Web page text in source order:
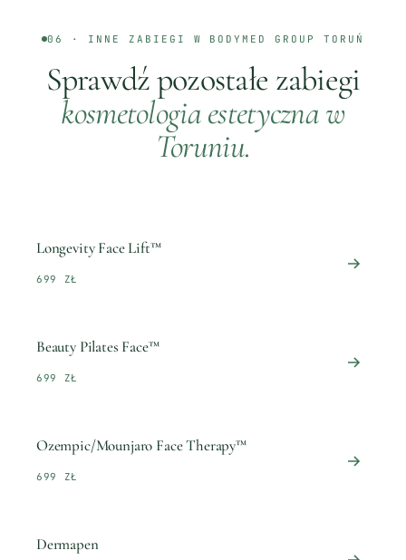
06 · INNE ZABIEGI W BODYMED GROUPTORUŃ
Sprawdź pozostałe zabiegi
kosmetologia estetycznaw
Toruniu.
Longevity Face Lift™
699 ZŁ
Beauty Pilates Face™
699 ZŁ
Ozempic/Mounjaro Face Therapy™
699 ZŁ
Dermapen